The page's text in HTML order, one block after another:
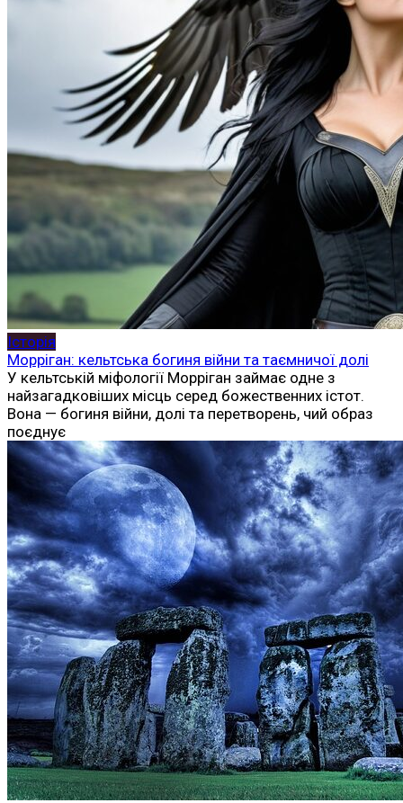
Історія
Морріган: кельтська богиня війни та таємничої долі
У кельтській міфології Морріган займає одне з
найзагадковіших місць серед божественних істот.
Вона — богиня війни, долі та перетворень, чий образ
поєднує